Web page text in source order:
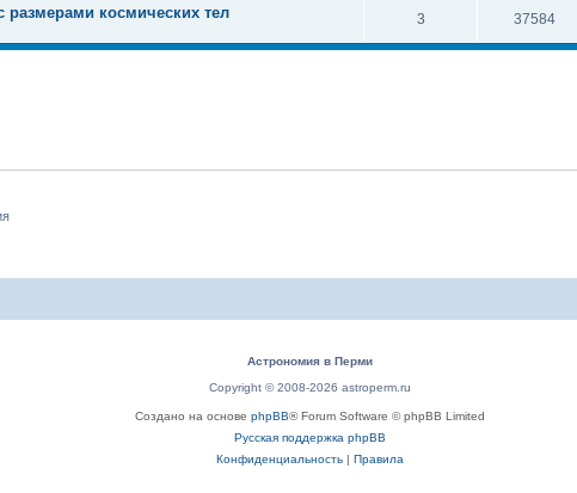
размерами космических тел 3 37584
Астрономия в Перми
Copyright © 2008-2026 astroperm.ru
Создано на основе phpBB® Forum Software © phpBB Limited
Русская поддержка phpBB
Конфиденциальность| Правила